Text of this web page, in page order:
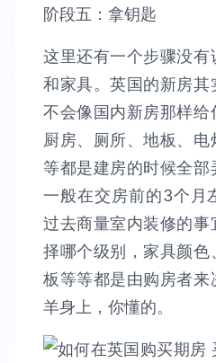
阶段五：拿钥匙
这里还有一个步骤没
和家具。英国的新房其
不会像国内新房那样
厨房、厕所、地板、
等都是建房的时候全部
一般在交房前的3个月
过去商量室内装修的
择哪个级别，家具颜
板等等都是由购房者
羊身上，你懂的。